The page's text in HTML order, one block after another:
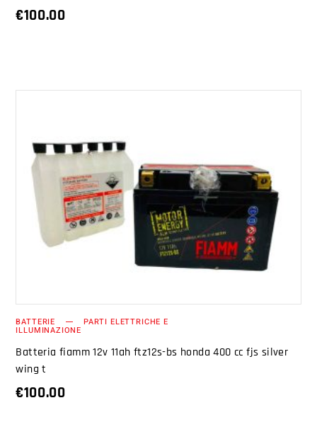
€100.00
AGGIUNGI AL CARRELLO
BATTERIE PARTI ELETTRICHE E
ILLUMINAZIONE
Batteria fiamm 12v 11ah ftz12s-bs honda 400 cc fjs silver
wing t
€100.00